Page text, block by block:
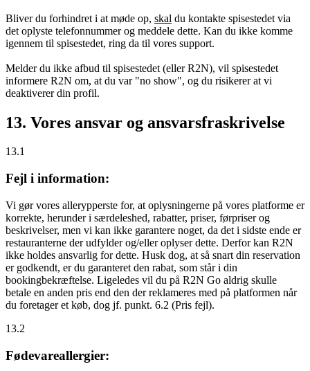
Bliver du forhindret i at møde op, skal du kontakte spisestedet via
det oplyste telefonnummer og meddele dette. Kan du ikke komme
igennem til spisestedet, ring da til vores support.
Melder du ikke afbud til spisestedet (eller R2N), vil spisestedet
informere R2N om, at du var "no show", og du risikerer at vi
deaktiverer din profil.
13. Vores ansvar og ansvarsfraskrivelse
13.1
Fejl i information:
Vi gør vores allerypperste for, at oplysningerne på vores platforme er
korrekte, herunder i særdeleshed, rabatter, priser, førpriser og
beskrivelser, men vi kan ikke garantere noget, da det i sidste ende er
restauranterne der udfylder og/eller oplyser dette. Derfor kan R2N
ikke holdes ansvarlig for dette. Husk dog, at så snart din reservation
er godkendt, er du garanteret den rabat, som står i din
bookingbekræftelse. Ligeledes vil du på R2N Go aldrig skulle
betale en anden pris end den der reklameres med på platformen når
du foretager et køb, dog jf. punkt. 6.2 (Pris fejl).
13.2
Fødevareallergier: